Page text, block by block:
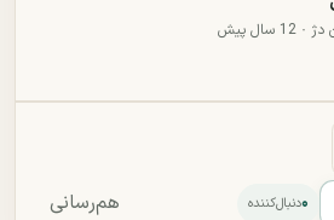
دژ ·12 سال پیش
۰دنبال‌کننده هم‌رسانی